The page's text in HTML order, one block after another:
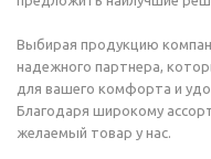
Выбирая продукцию
надежного партнера,
для вашего комфорта и
Благодаря широкому
желаемый товар у нас.